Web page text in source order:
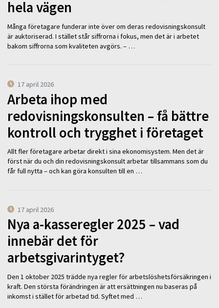
hela vägen
Många företagare funderar inte över om deras redovisningskonsult
är auktoriserad. I stället står siffrorna i fokus, men det är i arbetet
bakom siffrorna som kvaliteten avgörs. – …
17 april 2026
Arbeta ihop med
redovisningskonsulten – få bättre
kontroll och trygghet i företaget
Allt fler företagare arbetar direkt i sina ekonomisystem. Men det är
först när du och din redovisningskonsult arbetar tillsammans som du
får full nytta – och kan göra konsulten till en …
17 april 2026
Nya a-kasseregler 2025 – vad
innebär det för
arbetsgivarintyget?
Den 1 oktober 2025 trädde nya regler för arbetslöshetsförsäkringen i
kraft. Den största förändringen är att ersättningen nu baseras på
inkomst i stället för arbetad tid. Syftet med …